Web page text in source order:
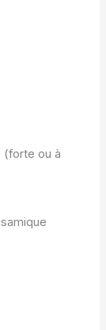
(forte ou à